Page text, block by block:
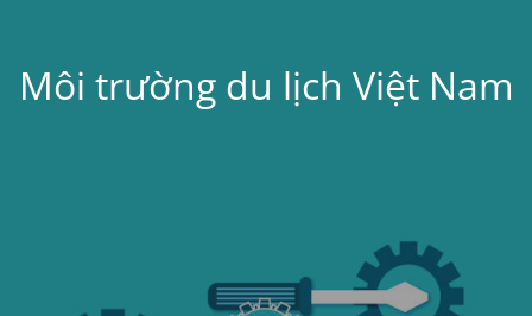
Môi trường du lịch Việt Nam